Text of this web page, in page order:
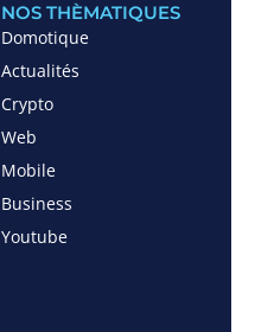
NOS THÈMATIQUES
Domotique
Actualités
Crypto
Web
Mobile
Business
Youtube